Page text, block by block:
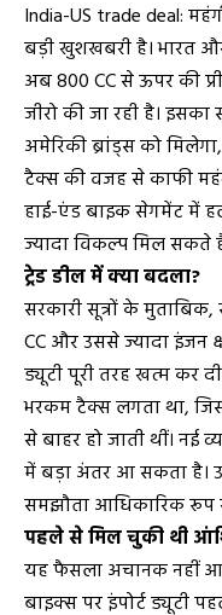
India-US trade deal:
बड़ी खुशखबरी है। भारत
अब 800 CC से ऊपर की
जीरो की जा रही है।
अमेरिकी ब्रांड्स को
टैक्स की वजह से काफी
हाई-एंड बाइक सेगमेंट में
ज्यादा विकल्प मिल सकते
ट्रेड डील में क्या बदला?
सरकारी सूत्रों के
CC और उससे ज्यादा इंजन
ड्यूटी पूरी तरह खत्म कर
भरकम टैक्स लगता था,
से बाहर हो जाती थीं। नई
में बड़ा अंतर आ सकता है।
समझौता आधिकारिक रूप
पहले से मिल चुकी थी
यह फैसला अचानक नहीं
बाइक्स पर इंपोर्ट ड्यूटी